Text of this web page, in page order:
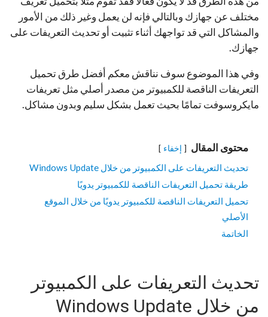
مختلف عن جهازك وبالتالي فإنه لن يعمل وغير ذلك من الأمور
والمشاكل التي قد تواجهك أثناء تثبيت أو تحديث التعريفات على
جهازك.
وفي هذا الموضوع سوف نناقش معكم أفضل طرق تحميل
التعريفات الناقصة للكمبيوتر من مصدر أصلي مثل تعريفات
مايكروسوفت تمامًا بحيث تعمل بشكل سليم وبدون مشاكل.
محتوى المقال إخفاء
تحديث التعريفات على الكمبيوتر من خلال Windows Update
طريقة تحميل التعريفات الناقصة للكمبيوتر يدويًا
تحميل التعريفات الناقصة للكمبيوتر يدويًا من خلال الموقع
الأصلي
الخاتمة
تحديث التعريفات على الكمبيوتر
من خلال Windows Update